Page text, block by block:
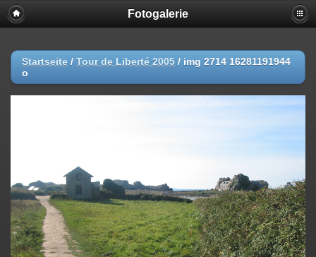
Fotogalerie
Startseite / Tour de Liberté 2005 / img 2714 16281191944
o